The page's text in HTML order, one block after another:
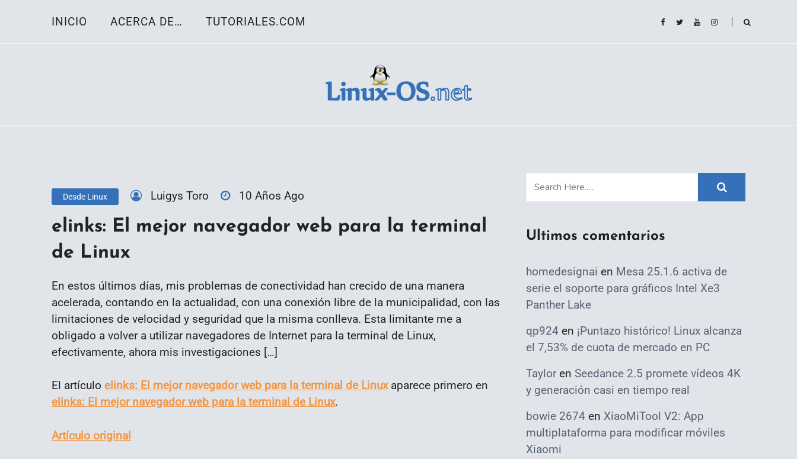
INICIO ACERCA DE… TUTORIALES.COM
Desde Linux Luigys Toro 10 Años Ago
elinks: El mejor navegador web para la terminal
de Linux
En estos últimos días, mis problemas de conectividad han crecido de una manera
acelerada, contando en la actualidad, con una conexión libre de la municipalidad, con las
limitaciones de velocidad y seguridad que la misma conlleva. Esta limitante me a
obligado a volver a utilizar navegadores de Internet para la terminal de Linux,
efectivamente, ahora mis investigaciones […]
El artículo elinks: El mejor navegador web para la terminal de Linuxaparece primero en
elinks: El mejor navegador web para la terminal de Linux.
Artículo original
Ultimos comentarios
homedesignai en Mesa 25.1.6 activa de
serie el soporte para gráficos Intel Xe3
Panther Lake
qp924 en ¡Puntazo histórico! Linux alcanza
el 7,53% de cuota de mercado en PC
Taylor en Seedance 2.5 promete vídeos 4K
y generación casi en tiempo real
bowie 2674 en XiaoMiTool V2: App
multiplataforma para modificar móviles
Xiaomi